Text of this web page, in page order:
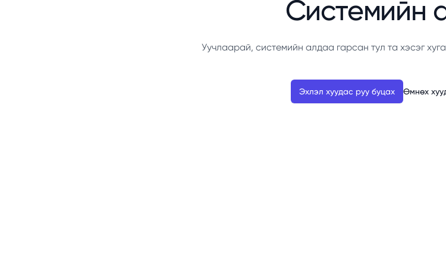
Системийн
Уучлаарай, системийн алдаа гарсан тул та хэсэг
Эхлэл хуудас руу буцах Өмнөх